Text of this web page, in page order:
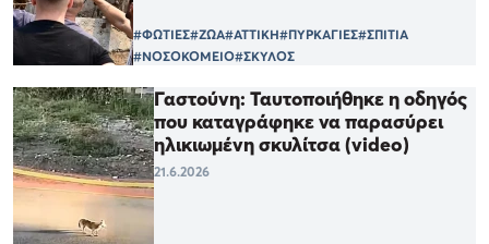
#ΦΩΤΙΕΣ#ΖΩΑ#ΑΤΤΙΚΗ#ΠΥΡΚΑΓΙΕΣ#ΣΠΙΤΙΑ
#ΝΟΣΟΚΟΜΕΙΟ#ΣΚΥΛΟΣ
Γαστούνη: Ταυτοποιήθηκε η οδηγός
που καταγράφηκε να παρασύρει
ηλικιωμένη σκυλίτσα (video)
21.6.2026